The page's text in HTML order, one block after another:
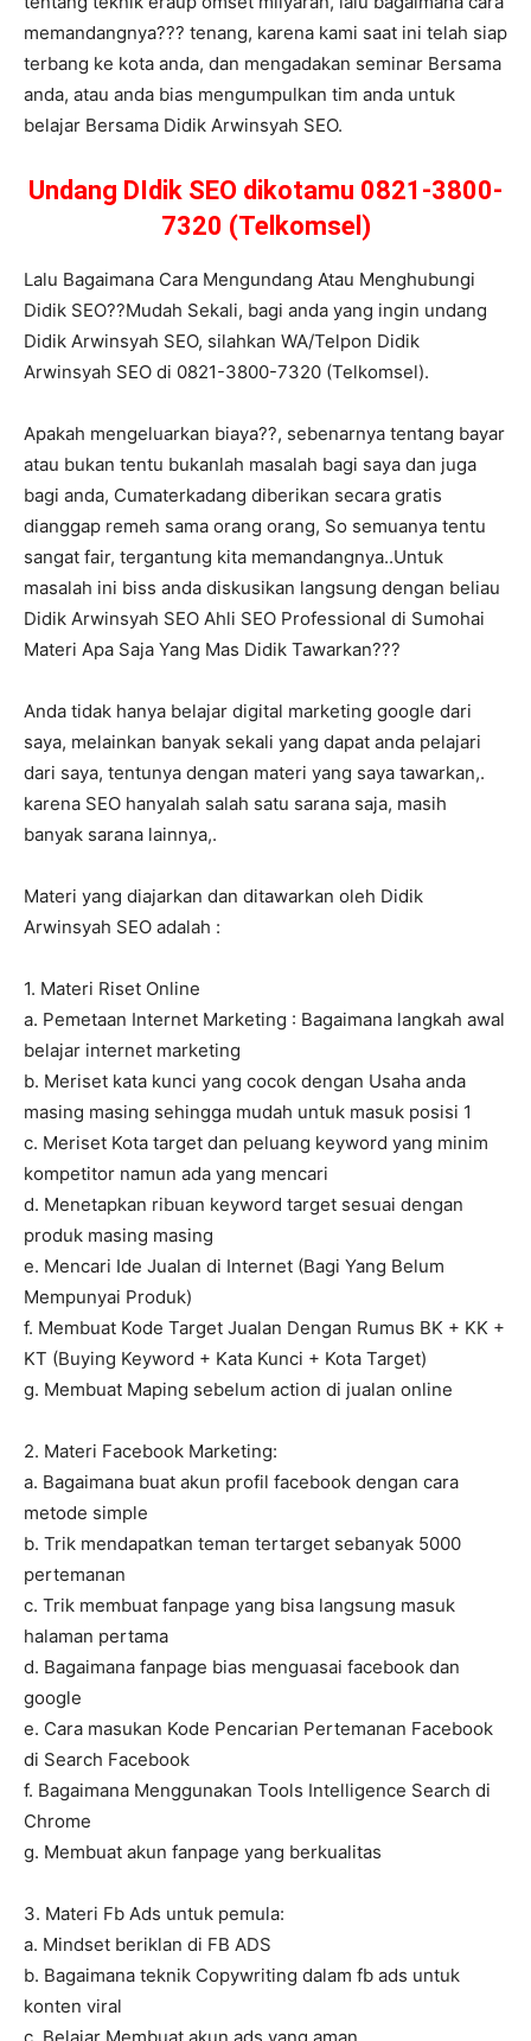
memandangnya??? tenang, karena kami saat ini telah siap
terbang ke kota anda, dan mengadakan seminar Bersama
anda, atau anda bias mengumpulkan tim anda untuk
belajar Bersama Didik Arwinsyah SEO.
Undang DIdik SEO dikotamu 0821-3800-
7320 (Telkomsel)
Lalu Bagaimana Cara Mengundang Atau Menghubungi
Didik SEO??Mudah Sekali, bagi anda yang ingin undang
Didik Arwinsyah SEO, silahkan WA/Telpon Didik
Arwinsyah SEO di 0821-3800-7320 (Telkomsel).
Apakah mengeluarkan biaya??, sebenarnya tentang bayar
atau bukan tentu bukanlah masalah bagi saya dan juga
bagi anda, Cumaterkadang diberikan secara gratis
dianggap remeh sama orang orang, So semuanya tentu
sangat fair, tergantung kita memandangnya..Untuk
masalah ini biss anda diskusikan langsung dengan beliau
Didik Arwinsyah SEO Ahli SEO Professional di Sumohai
Materi Apa Saja Yang Mas Didik Tawarkan???
Anda tidak hanya belajar digital marketing google dari
saya, melainkan banyak sekali yang dapat anda pelajari
dari saya, tentunya dengan materi yang saya tawarkan,.
karena SEO hanyalah salah satu sarana saja, masih
banyak sarana lainnya,.
Materi yang diajarkan dan ditawarkan oleh Didik
Arwinsyah SEO adalah :
1. Materi Riset Online
a. Pemetaan Internet Marketing : Bagaimana langkah awal
belajar internet marketing
b. Meriset kata kunci yang cocok dengan Usaha anda
masing masing sehingga mudah untuk masuk posisi 1
c. Meriset Kota target dan peluang keyword yang minim
kompetitor namun ada yang mencari
d. Menetapkan ribuan keyword target sesuai dengan
produk masing masing
e. Mencari Ide Jualan di Internet (Bagi Yang Belum
Mempunyai Produk)
f. Membuat Kode Target Jualan Dengan Rumus BK + KK +
KT (Buying Keyword + Kata Kunci + Kota Target)
g. Membuat Maping sebelum action di jualan online
2. Materi Facebook Marketing:
a. Bagaimana buat akun profil facebook dengan cara
metode simple
b. Trik mendapatkan teman tertarget sebanyak 5000
pertemanan
c. Trik membuat fanpage yang bisa langsung masuk
halaman pertama
d. Bagaimana fanpage bias menguasai facebook dan
google
e. Cara masukan Kode Pencarian Pertemanan Facebook
di Search Facebook
f. Bagaimana Menggunakan Tools Intelligence Search di
Chrome
g. Membuat akun fanpage yang berkualitas
3. Materi Fb Ads untuk pemula:
a. Mindset beriklan di FB ADS
b. Bagaimana teknik Copywriting dalam fb ads untuk
konten viral